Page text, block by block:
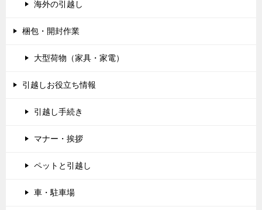
海外の引越し
梱包・開封作業
大型荷物（家具・家電）
引越しお役立ち情報
引越し手続き
マナー・挨拶
ペットと引越し
車・駐車場